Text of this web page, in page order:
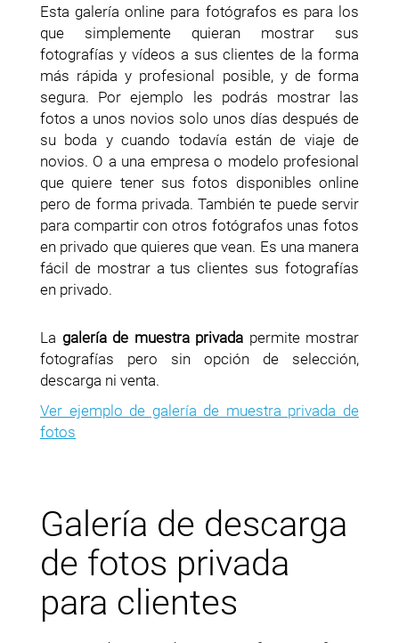
Esta galería online para fotógrafos es para los
que simplemente quieran mostrar sus
fotografías y vídeos a sus clientes de la forma
más rápida y profesional posible, y de forma
segura. Por ejemplo les podrás mostrar las
fotos a unos novios solo unos días después de
su boda y cuando todavía están de viaje de
novios. O a una empresa o modelo profesional
que quiere tener sus fotos disponibles online
pero de forma privada. También te puede servir
para compartir con otros fotógrafos unas fotos
en privado que quieres que vean. Es una manera
fácil de mostrar a tus clientes sus fotografías
en privado.
La galería de muestra privada permite mostrar
fotografías pero sin opción de selección,
descarga ni venta.
Ver ejemplo de galería de muestra privada de
fotos
Galería de descarga
de fotos privada
para clientes